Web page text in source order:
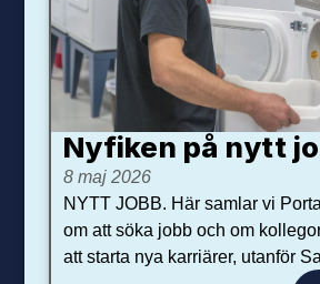
Nyfiken på nytt
8 maj 2026
NYTT JOBB. Här samlar vi
om att söka jobb och om
att starta nya karriärer, utanför